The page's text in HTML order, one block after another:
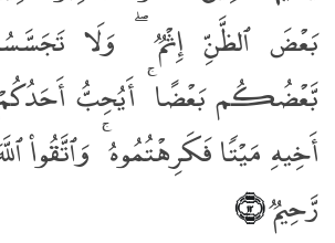
بَعْضَ ٱلظَّنِّ إِثْمٌۭ ۖ وَلَا
بَّعْضُكُم بَعْضًا ۚ أَيُحِبُّ أَحَدُكُمْ
أَخِيهِ مَيْتًۭا فَكَرِهْتُمُوهُ ۚ وَٱتَّقُوا۟
رَّحِيمٌۭ﴿١٢﴾